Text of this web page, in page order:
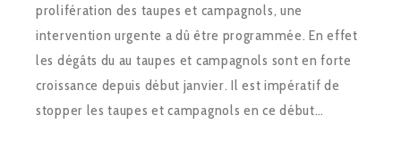
prolifération des taupes et campagnols, une
intervention urgente a dû être programmée. En effet
les dégâts du au taupes et campagnols sont en forte
croissance depuis début janvier. Il est impératif de
stopper les taupes et campagnols en ce début…